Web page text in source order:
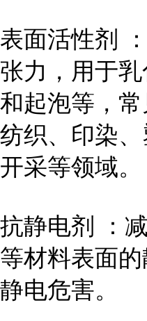
表面活性剂
张力，用于
和起泡等，常
纺织、印染
开采等领域。
抗静电剂 ：
等材料表面
静电危害。